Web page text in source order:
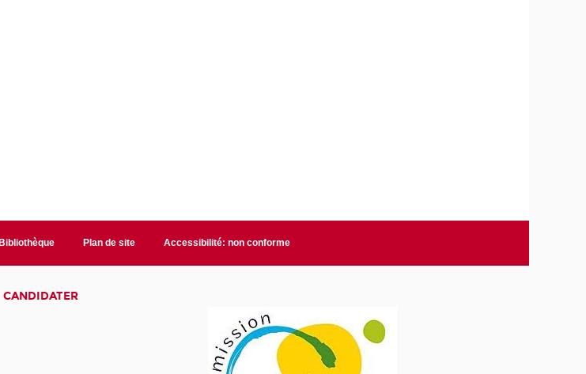
Bibliothèque Plan de site Accessibilité: non conforme
CANDIDATER